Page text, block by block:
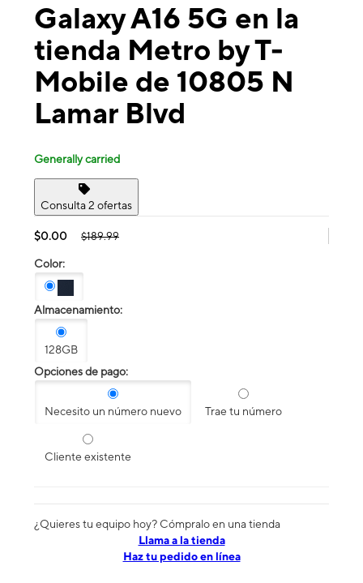
Galaxy A16 5G en la
tienda Metro by T-
Mobile de 10805 N
Lamar Blvd
Generally carried
Consulta 2 ofertas
$0.00 $189.99
Color:
Almacenamiento:
128GB
Opciones de pago:
Necesito un número nuevo Trae tu número
Cliente existente
¿Quieres tu equipo hoy? Cómpralo en una tienda
​​​​​​​Llama a la tienda
Haz tu pedido en línea